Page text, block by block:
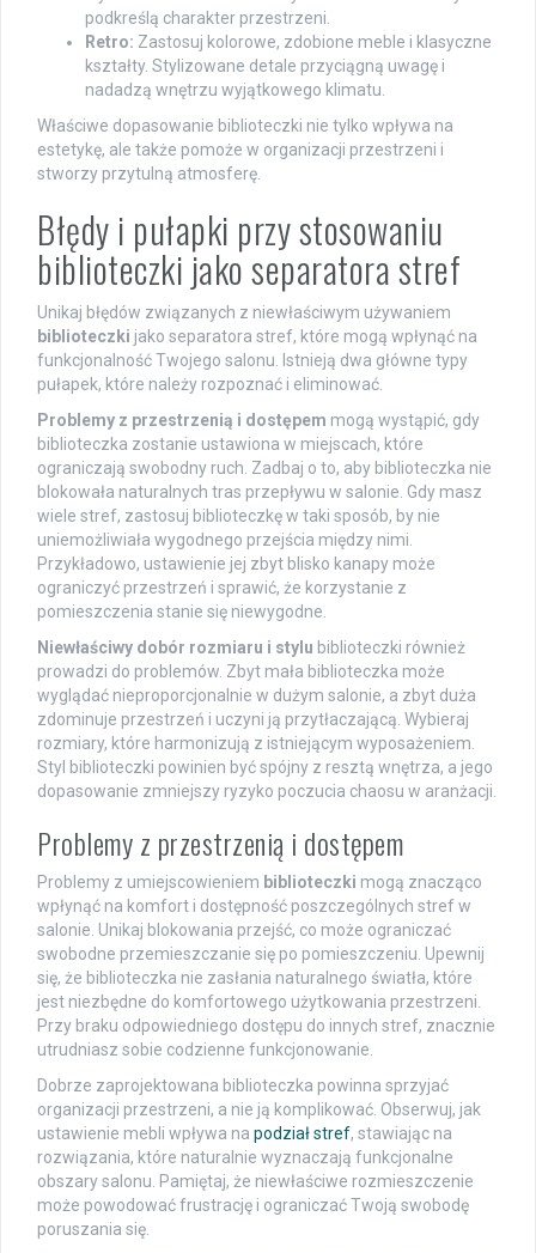
podkreślą charakter przestrzeni.
Retro: Zastosuj kolorowe, zdobione meble i klasyczne
kształty. Stylizowane detale przyciągną uwagę i
nadadzą wnętrzu wyjątkowego klimatu.
Właściwe dopasowanie biblioteczki nie tylko wpływa na
estetykę, ale także pomoże w organizacji przestrzeni i
stworzy przytulną atmosferę.
Błędy i pułapki przy stosowaniu
biblioteczki jako separatora stref
Unikaj błędów związanych z niewłaściwym używaniem
biblioteczki jako separatora stref, które mogą wpłynąć na
funkcjonalność Twojego salonu. Istnieją dwa główne typy
pułapek, które należy rozpoznać i eliminować.
Problemy z przestrzenią i dostępem mogą wystąpić, gdy
biblioteczka zostanie ustawiona w miejscach, które
ograniczają swobodny ruch. Zadbaj o to, aby biblioteczka nie
blokowała naturalnych tras przepływu w salonie. Gdy masz
wiele stref, zastosuj biblioteczkę w taki sposób, by nie
uniemożliwiała wygodnego przejścia między nimi.
Przykładowo, ustawienie jej zbyt blisko kanapy może
ograniczyć przestrzeń i sprawić, że korzystanie z
pomieszczenia stanie się niewygodne.
Niewłaściwy dobór rozmiaru i stylu biblioteczki również
prowadzi do problemów. Zbyt mała biblioteczka może
wyglądać nieproporcjonalnie w dużym salonie, a zbyt duża
zdominuje przestrzeń i uczyni ją przytłaczającą. Wybieraj
rozmiary, które harmonizują z istniejącym wyposażeniem.
Styl biblioteczki powinien być spójny z resztą wnętrza, a jego
dopasowanie zmniejszy ryzyko poczucia chaosu w aranżacji.
Problemy z przestrzenią i dostępem
Problemy z umiejscowieniem biblioteczki mogą znacząco
wpłynąć na komfort i dostępność poszczególnych stref w
salonie. Unikaj blokowania przejść, co może ograniczać
swobodne przemieszczanie się po pomieszczeniu. Upewnij
się, że biblioteczka nie zasłania naturalnego światła, które
jest niezbędne do komfortowego użytkowania przestrzeni.
Przy braku odpowiedniego dostępu do innych stref, znacznie
utrudniasz sobie codzienne funkcjonowanie.
Dobrze zaprojektowana biblioteczka powinna sprzyjać
organizacji przestrzeni, a nie ją komplikować. Obserwuj, jak
ustawienie mebli wpływa na podział stref, stawiając na
rozwiązania, które naturalnie wyznaczają funkcjonalne
obszary salonu. Pamiętaj, że niewłaściwe rozmieszczenie
może powodować frustrację i ograniczać Twoją swobodę
poruszania się.